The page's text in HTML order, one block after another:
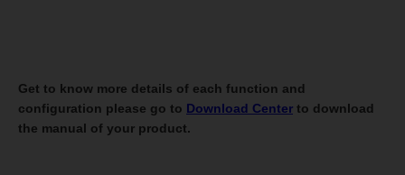
Get to know more details of each function and
configuration please go to Download Center to download
the manual of your product.